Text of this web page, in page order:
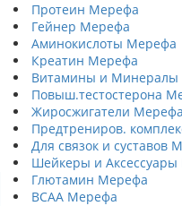
Протеин Мерефа
Гейнер Мерефа
Аминокислоты Мерефа
Креатин Мерефа
Витамины и
Повыш.тестостерона
Жиросжигатели Мерефа
Предтрениров.
Для связок и суставов
Шейкеры и
Глютамин Мерефа
BCAA Мерефа